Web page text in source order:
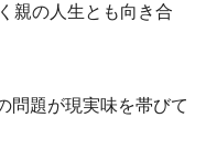
親の人生とも向き合
問題が現実味を帯びて